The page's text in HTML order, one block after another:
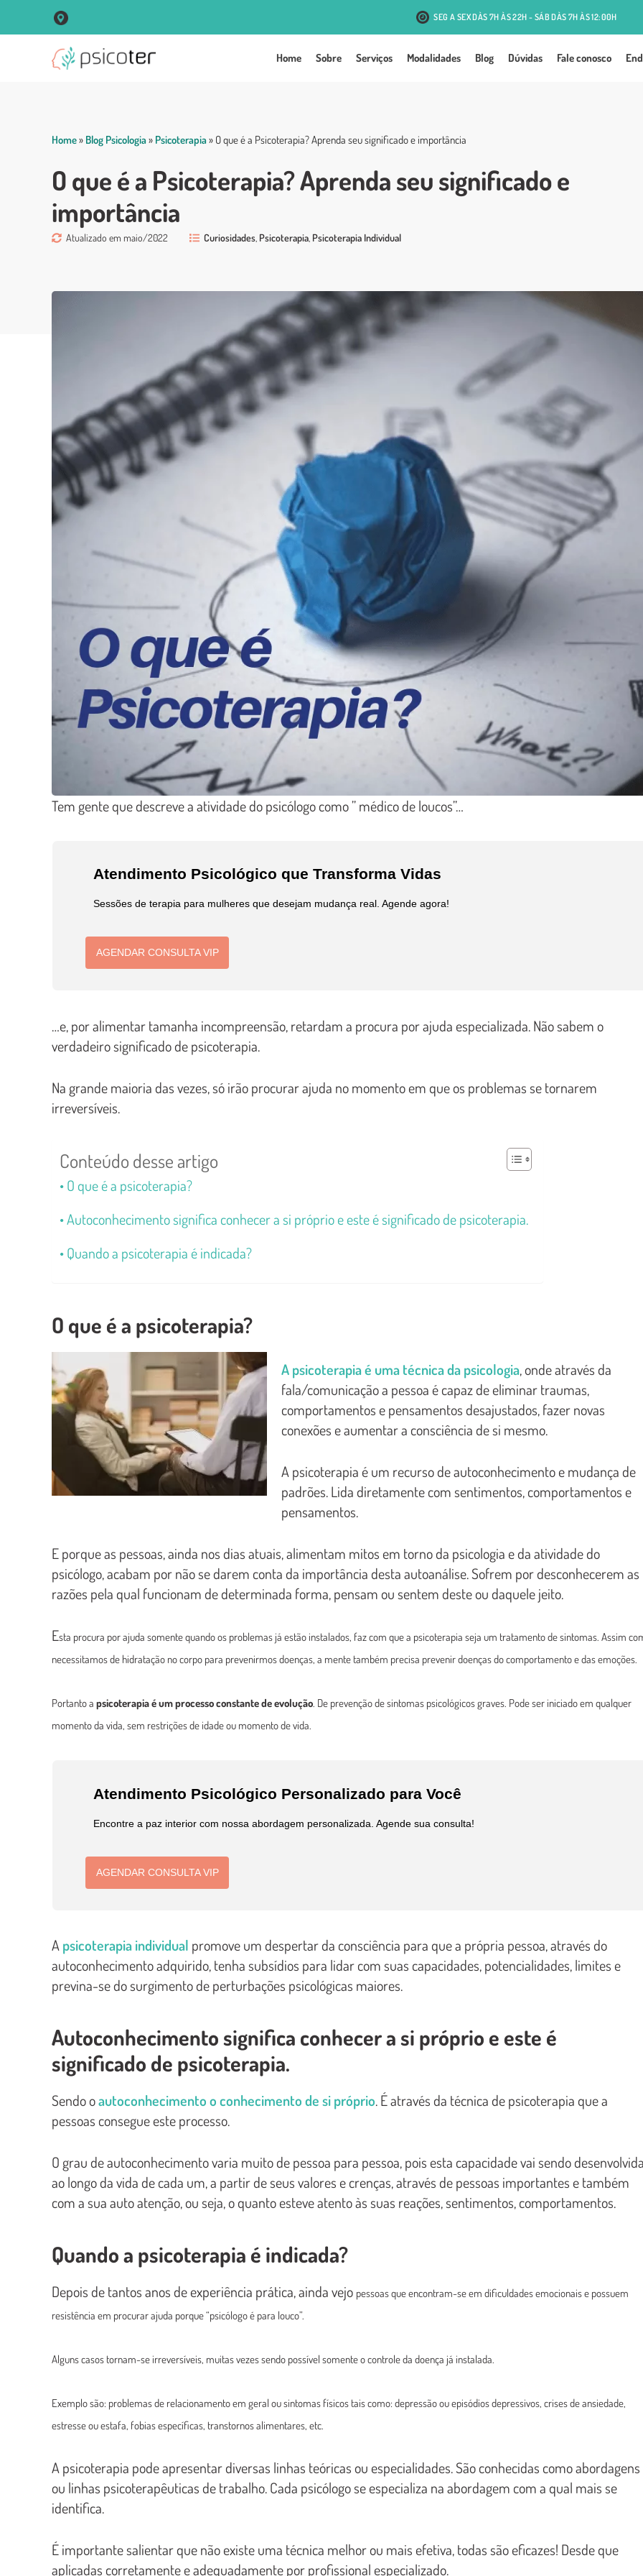
R. Vigário José Inácio, 250 Sala 102 Centro - Porto Alegre R. Antônio J. Mesquita, 131 - Passo d'Areia - Porto Alegre
SEG A SEX DÀS 7H ÀS 22H - SÁB DÀS 7H ÀS 12:00H
Home Sobre Serviços Modalidades Blog Dúvidas Fale conosco
Home» Blog Psicologia» Psicoterapia» O que é a Psicoterapia? Aprenda seu significado e importância
O que é a Psicoterapia? Aprenda seu significado e
importância
Atualizado em maio/2022 Curiosidades Psicoterapia Psicoterapia Individual
Tem gente que descreve a atividade do psicólogo como ” médico de loucos”…
Atendimento Psicológico que Transforma Vidas
Sessões de terapia para mulheres que desejam mudança real. Agende agora!
AGENDAR CONSULTA VIP
…e, por alimentar tamanha incompreensão, retardam a procura por ajuda especializada. Não sabem o
verdadeiro significado de psicoterapia.
Na grande maioria das vezes, só irão procurar ajuda no momento em que os problemas se tornarem
irreversíveis.
Conteúdo desse artigo
O que é a psicoterapia?
Autoconhecimento significa conhecer a si próprio e este é significado de psicoterapia.
Quando a psicoterapia é indicada?
O que é a psicoterapia?
A psicoterapia é uma técnica da psicologia, onde através da
fala/comunicação a pessoa é capaz de eliminar traumas,
comportamentos e pensamentos desajustados, fazer novas
conexões e aumentar a consciência de si mesmo.
A psicoterapia é um recurso de autoconhecimento e mudança de
padrões. Lida diretamente com sentimentos, comportamentos e
pensamentos.
E porque as pessoas, ainda nos dias atuais, alimentam mitos em torno da psicologia e da atividade do
psicólogo, acabam por não se darem conta da importância desta autoanálise. Sofrem por desconhecerem as
razões pela qual funcionam de determinada forma, pensam ou sentem deste ou daquele jeito.
Esta procura porajuda somente quando os problemas já estão instalados, faz com que a psicoterapia seja um tratamento de sintomas. Assim
necessitamos de hidratação no corpo para prevenirmos doenças, a mente também precisa prevenir doenças do comportamento e das emoções.
Portanto a psicoterapia é um processo constante de evolução. De prevenção de sintomas psicológicos graves. Pode ser iniciado em qualquer
momento da vida, sem restrições de idade ou momento de vida.
Atendimento Psicológico Personalizado para Você
Encontre a paz interior com nossa abordagem personalizada. Agende sua consulta!
AGENDAR CONSULTA VIP
Apsicoterapia individual promove um despertar da consciência para que a própria pessoa, através do
autoconhecimento adquirido, tenha subsídios para lidar com suas capacidades, potencialidades, limites e
previna-se do surgimento de perturbações psicológicas maiores.
Autoconhecimento significa conhecer a si próprio e este é
significado de psicoterapia.
Sendo oautoconhecimento o conhecimento de si próprio. É através da técnica de psicoterapia que a
pessoas consegue este processo.
O grau de autoconhecimento varia muito de pessoa para pessoa, pois esta capacidade vai sendo
ao longo da vida de cada um, a partir de seus valores e crenças, através de pessoas importantes e também
com a sua auto atenção, ou seja, o quanto esteve atento às suas reações, sentimentos, comportamentos.
Quando a psicoterapia é indicada?
Depois de tantos anos de experiência prática, ainda vejo pessoas que encontram-se em dificuldades emocionais e possuem
resistência em procurar ajuda porque “psicólogo é para louco”.
Alguns casos tornam-se irreversíveis, muitas vezes sendo possível somente o controle da doença já instalada.
Exemplo são: problemas de relacionamento em geral ou sintomas físicos tais como: depressão ou episódios depressivos, crises de ansiedade,
estresse ou estafa, fobias específicas, transtornos alimentares, etc.
A psicoterapia pode apresentar diversas linhas teóricas ou especialidades. São conhecidas como abordagens
ou linhas psicoterapêuticas de trabalho. Cada psicólogo se especializa na abordagem com a qual mais se
identifica.
É importante salientar que não existe uma técnica melhor ou mais efetiva, todas são eficazes! Desde que
aplicadas corretamente e adequadamente por profissional especializado.